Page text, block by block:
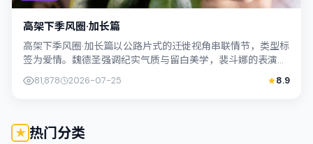
高架下季风圈·加长篇
高架下季风圈·加长篇以公路片式的迁徙视角串联情节，类型标
签为爱情。魏德圣强调纪实气质与留白美学，裴斗娜的表演在
外冷内热之间切换；若你正在查找中国...
81,878 2026-07-25 8.9
热门分类